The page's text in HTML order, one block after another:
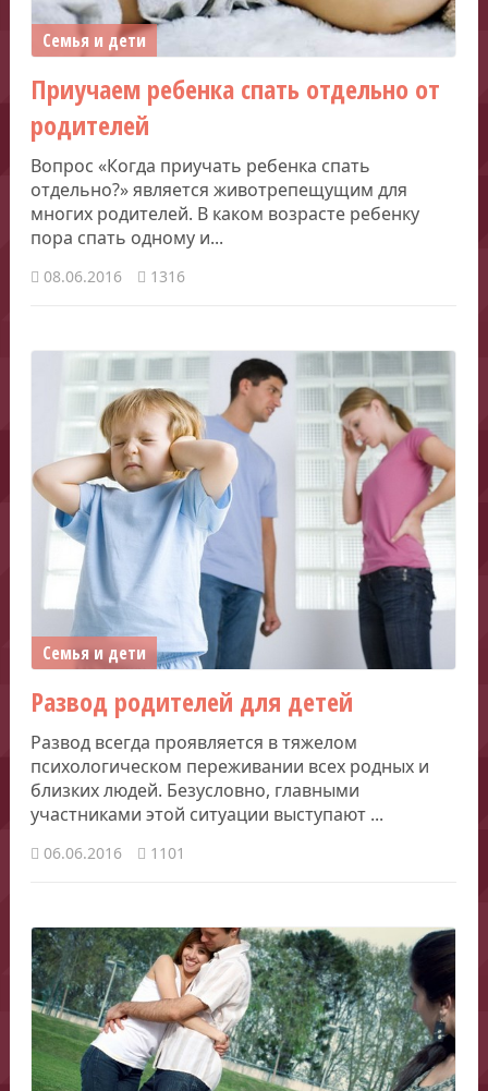
Семья и дети
Приучаем ребенка спать отдельно от
родителей
Вопрос «Когда приучать ребенка спать
отдельно?» является животрепещущим для
многих родителей. В каком возрасте ребенку
пора спать одному и...
08.06.2016 1316
Семья и дети
Развод родителей для детей
Развод всегда проявляется в тяжелом
психологическом переживании всех родных и
близких людей. Безусловно, главными
участниками этой ситуации выступают ...
06.06.2016 1101